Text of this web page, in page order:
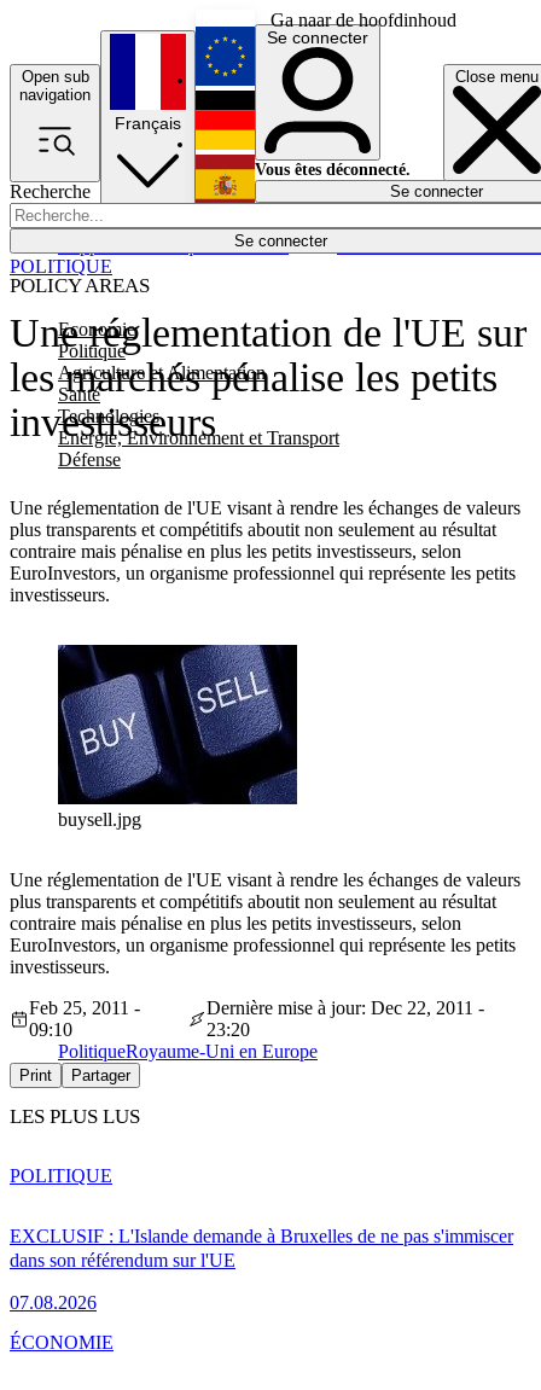
Ga naar de hoofdinhoud
Open sub
navigation
Close menu
Recherche
Se connecter
POLICY AREAS
Economie
Politique
Agriculture et Alimentation
Santé
Technologies
Energie, Environnement et Transport
Défense
Économie
Français
English
Deutsch
Español
Se connecter
Vous êtes déconnecté.
Se connecter
Une réglementation de l'UE sur
les marchés pénalise les petits
investisseurs
Une réglementation de l'UE visant à rendre les échanges de valeurs
plus transparents et compétitifs aboutit non seulement au résultat
contraire mais pénalise en plus les petits investisseurs, selon
EuroInvestors, un organisme professionnel qui représente les petits
investisseurs.
POLITIQUE
buysell.jpg
Une réglementation de l'UE visant à rendre les échanges de valeurs
plus transparents et compétitifs aboutit non seulement au résultat
contraire mais pénalise en plus les petits investisseurs, selon
EuroInvestors, un organisme professionnel qui représente les petits
investisseurs.
Feb 25, 2011 -
09:10
Dernière mise à jour: Dec 22, 2011 -
23:20
PolitiqueRoyaume-Uni en Europe
Print Partager
LES PLUS LUS
EXCLUSIF : L'Islande demande à Bruxelles de ne pas s'immiscer
dans son référendum sur l'UE
07.08.2026
POLITIQUE
ÉCONOMIE